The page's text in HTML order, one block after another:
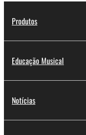
Produtos
Educação Musical
Notícias